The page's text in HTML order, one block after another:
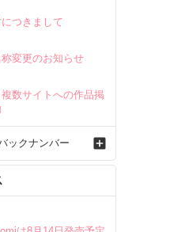
つきまして
称変更のお知らせ
数サイトへの作品掲
ックナンバー